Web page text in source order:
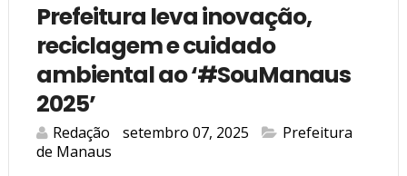
Prefeitura leva inovação,
reciclagem e cuidado
ambiental ao ‘#SouManaus
2025’
Redação setembro 07, 2025
Prefeitura
de Manaus